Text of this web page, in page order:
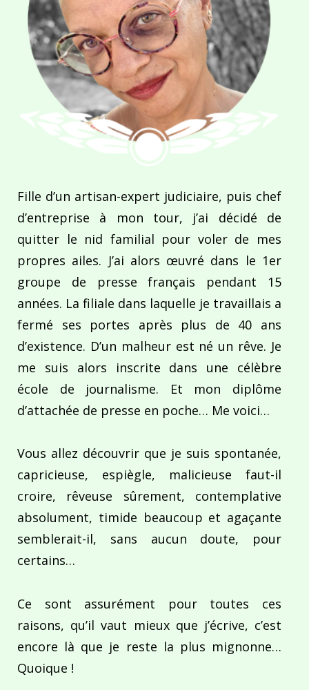
Fille d’un artisan-expert judiciaire, puis chef
d’entreprise à mon tour, j’ai décidé de
quitter le nid familial pour voler de mes
propres ailes. J’ai alors œuvré dans le 1er
groupe de presse français pendant 15
années. La filiale dans laquelle je travaillais a
fermé ses portes après plus de 40 ans
d’existence. D’un malheur est né un rêve. Je
me suis alors inscrite dans une célèbre
école de journalisme. Et mon diplôme
d’attachée de presse en poche… Me voici…
Vous allez découvrir que je suis spontanée,
capricieuse, espiègle, malicieuse faut-il
croire, rêveuse sûrement, contemplative
absolument, timide beaucoup et agaçante
semblerait-il, sans aucun doute, pour
certains…
Ce sont assurément pour toutes ces
raisons, qu’il vaut mieux que j’écrive, c’est
encore là que je reste la plus mignonne…
Quoique !